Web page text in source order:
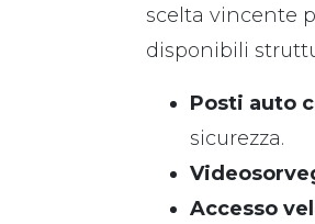
scelta vincente
disponibili
Posti auto
sicurezza.
Accesso